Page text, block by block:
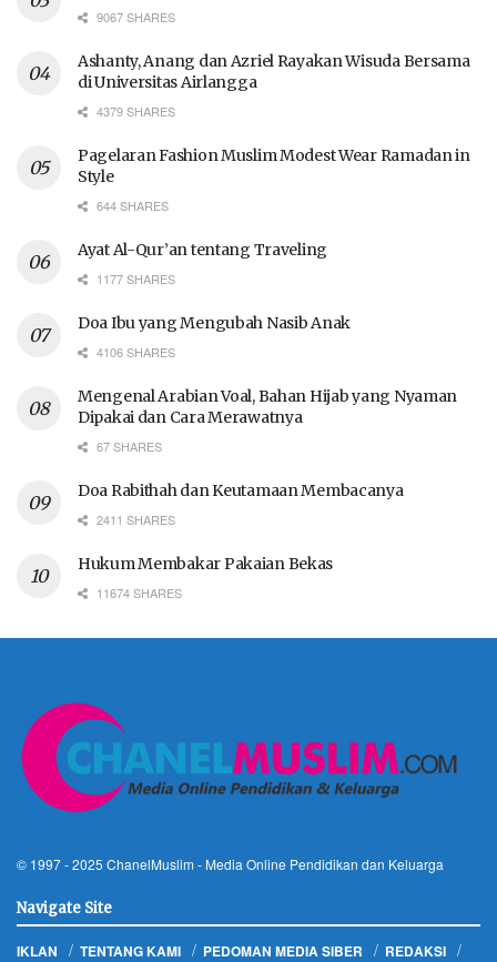
9067 SHARES
Ashanty, Anang dan Azriel Rayakan Wisuda Bersama
di Universitas Airlangga
4379 SHARES
Pagelaran Fashion Muslim Modest Wear Ramadan in
Style
644 SHARES
Ayat Al-Qur’an tentang Traveling
1177 SHARES
Doa Ibu yang Mengubah Nasib Anak
4106 SHARES
Mengenal Arabian Voal, Bahan Hijab yang Nyaman
Dipakai dan Cara Merawatnya
67 SHARES
Doa Rabithah dan Keutamaan Membacanya
2411 SHARES
Hukum Membakar Pakaian Bekas
11674 SHARES
© 1997 - 2025 ChanelMuslim - Media Online Pendidikan dan Keluarga
Navigate Site
IKLAN TENTANG KAMI PEDOMAN MEDIA SIBER REDAKSI